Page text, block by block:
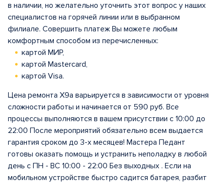
в наличии, но желательно уточнить этот вопрос у наших
специалистов на горячей линии или в выбранном
филиале. Совершить платеж Вы можете любым
комфортным способом из перечисленных:
картой МИР,
картой Mastercard,
картой Visa.
Цена ремонта X9a варьируется в зависимости от уровня
сложности работы и начинается от 590 руб. Все
процессы выполняются в вашем присутствии с 10:00 до
22:00 После мероприятий обязательно всем выдается
гарантия сроком до 3-х месяцев! Мастера Педант
готовы оказать помощь и устранить неполадку в любой
день с ПН - ВС 10:00 - 22:00 Без выходных . Если на
мобильном устройстве быстро садится батарея, разбит